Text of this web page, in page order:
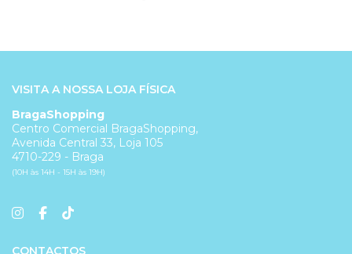
VISITA A NOSSA LOJA FÍSICA
BragaShopping
Centro Comercial BragaShopping,
Avenida Central 33, Loja 105
4710-229 - Braga
(10H às 14H - 15H às 19H)
CONTACTOS